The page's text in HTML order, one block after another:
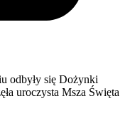
odbyły się Dożynki
uroczysta Msza Święta